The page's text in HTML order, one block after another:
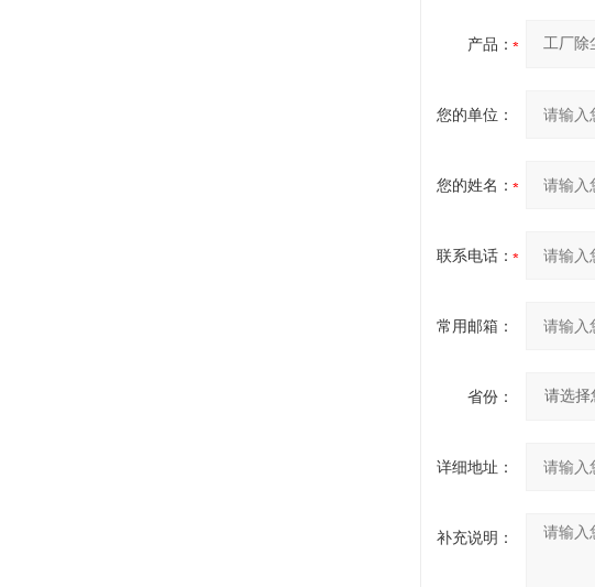
产品：
您的单位：
您的姓名：
联系电话：
常用邮箱：
省份：
详细地址：
补充说明：